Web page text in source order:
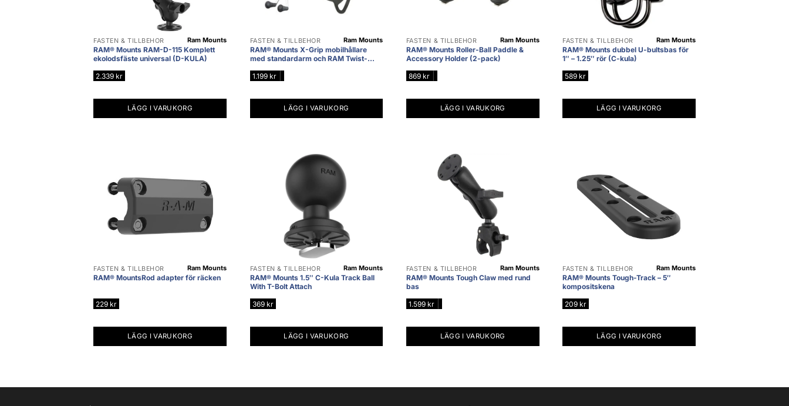
FÄSTEN & TILLBEHÖR
RAM® Mounts RAM-D-115 Komplett
ekolodsfäste universal (D-KULA)
Ram Mounts
2.339 kr
LÄGG I VARUKORG
FÄSTEN & TILLBEHÖR
RAM® Mounts X-Grip mobilhållare
med standardarm och RAM Twist-
Ram Mounts
1.199 kr|
LÄGG I VARUKORG
FÄSTEN & TILLBEHÖR
RAM® Mounts Roller-Ball Paddle &
Accessory Holder (2-pack)
Ram Mounts
869 kr|
LÄGG I VARUKORG
FÄSTEN & TILLBEHÖR
RAM® Mounts dubbel U-bultsbas för
1″ – 1.25″ rör (C-kula)
Ram Mounts
589 kr
LÄGG I VARUKORG
FÄSTEN & TILLBEHÖR
RAM® MountsRod adapter för räcken
Ram Mounts
229 kr
LÄGG I VARUKORG
FÄSTEN & TILLBEHÖR
RAM® Mounts 1.5″ C-Kula Track Ball
With T-Bolt Attach
Ram Mounts
369 kr
LÄGG I VARUKORG
FÄSTEN & TILLBEHÖR
RAM® Mounts Tough Claw med rund
bas
Ram Mounts
1.599 kr|
LÄGG I VARUKORG
FÄSTEN & TILLBEHÖR
RAM® Mounts Tough-Track – 5″
kompositskena
Ram Mounts
209 kr
LÄGG I VARUKORG